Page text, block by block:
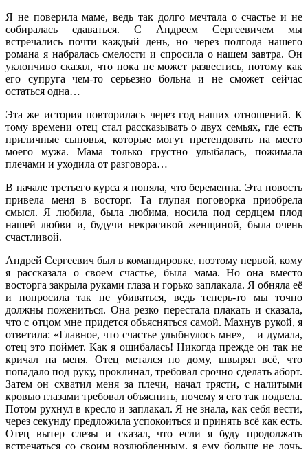
Я не поверила маме, ведь так долго мечтала о счастье и не
собиралась сдаваться. С Андреем Сергеевичем мы
встречались почти каждый день, но через полгода нашего
романа я набралась смелости и спросила о нашем завтра. Он
уклончиво сказал, что пока не может развестись, потому как
его супруга чем-то серьезно больна и не сможет сейчас
остаться одна…
Эта же история повторилась через год наших отношений. К
тому времени отец стал рассказывать о двух семьях, где есть
приличные сыновья, которые могут претендовать на место
моего мужа. Мама только грустно улыбалась, пожимала
плечами и уходила от разговора…
В начале третьего курса я поняла, что беременна. Эта новость
привела меня в восторг. Та глупая поговорка приобрела
смысл. Я любила, была любима, носила под сердцем плод
нашей любви и, будучи некрасивой женщиной, была очень
счастливой.
Андрей Сергеевич был в командировке, поэтому первой, кому
я рассказала о своем счастье, была мама. Но она вместо
восторга закрыла руками глаза и горько заплакала. Я обняла её
и попросила так не убиваться, ведь теперь-то мы точно
должны пожениться. Она резко перестала плакать и сказала,
что с отцом мне придется объясняться самой. Махнув рукой, я
ответила: «Главное, что счастье улыбнулось мне», – и думала,
отец это поймет. Как я ошибалась! Никогда прежде он так не
кричал на меня. Отец метался по дому, швырял всё, что
попадало под руку, проклинал, требовал срочно сделать аборт.
Затем он схватил меня за плечи, начал трясти, с налитыми
кровью глазами требовал объяснить, почему я его так подвела.
Потом рухнул в кресло и заплакал. Я не знала, как себя вести,
через секунду предложила успокоиться и принять всё как есть.
Отец вытер слезы и сказал, что если я буду продолжать
встречаться со своим возлюбленным, я ему больше не дочь.